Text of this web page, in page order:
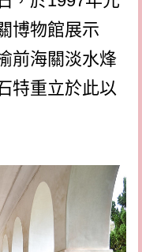
博物館展示
前海關淡水烽
特重立於此以